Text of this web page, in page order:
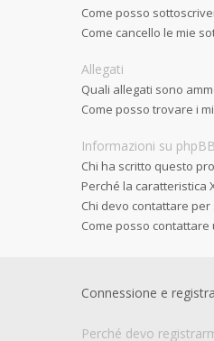
Come posso
Come cancello le mie
Allegati
Quali allegati sono
Come posso trovare i
Informazioni su phpBB
Chi ha scritto questo
Perché la caratteristica
Chi devo contattare
Come posso
Connessione e
Perché devo